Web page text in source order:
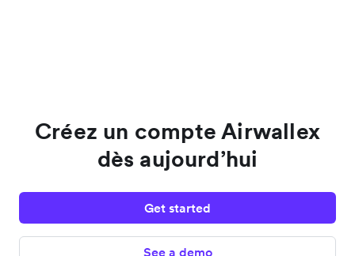
Créez un compte Airwallex
dès aujourd’hui
Get started
See a demo